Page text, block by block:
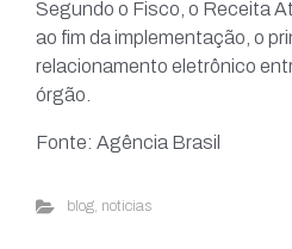
Segundo o Fisco, o Receita
ao fim da implementação, o
relacionamento eletrônico
órgão.
Fonte: Agência Brasil
blog, noticias